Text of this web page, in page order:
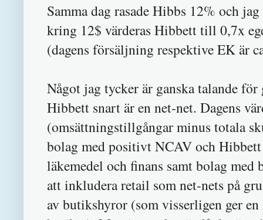
Samma dag rasade Hibbs 12% och
kring 12$ värderas Hibbett till 0,7x
(dagens försäljning respektive EK är
Något jag tycker är ganska talande
Hibbett snart är en net-net. Dagens
(omsättningstillgångar minus totala
bolag med positivt NCAV och
läkemedel och finans samt bolag
att inkludera retail som net-nets på
av butikshyror (som visserligen ger